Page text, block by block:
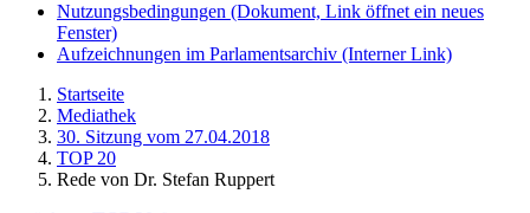
Nutzungsbedingungen (Dokument, Link öffnet ein neues
Fenster)
Aufzeichnungen im Parlamentsarchiv (Interner Link)
Startseite
Mediathek
30. Sitzung vom 27.04.2018
TOP 20
Rede von Dr. Stefan Ruppert